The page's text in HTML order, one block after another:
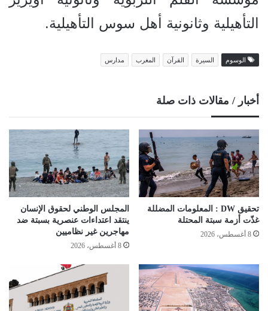
التأهيلية وثانونية أهل سوس التأهيلية.
الوسوم السيرة القرآن المغرب مدارس
أخبار / مقالات ذات صلة
تحقيق DW : المعلومات المضللة
غذّت أزمة سبتة المحتلة
8 أغسطس، 2026
المجلس الوطني لحقوق الإنسان
ينتقد اعتداءات عنصرية بسبتة ضد
مهاجرين غير نظاميين
8 أغسطس، 2026